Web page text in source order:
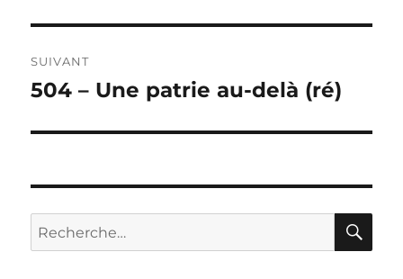
SUIVANT
Publication
504 – Une patrie au-delà (ré)
Recherche
pour :